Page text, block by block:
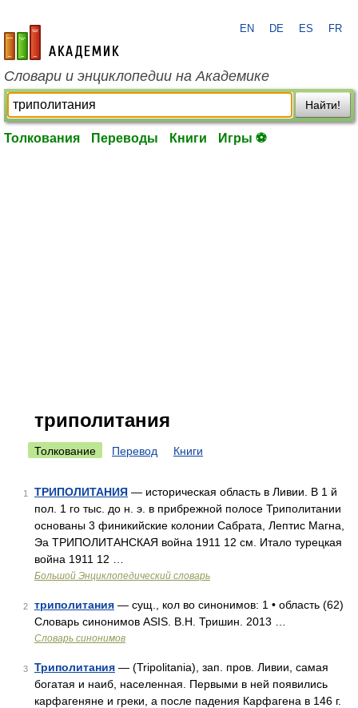
academic.ru
EN DE ES FR
Словари и энциклопедии на Академике
Найти!
Толкования Переводы Книги Игры ⚽
триполитания
Толкование Перевод Книги
1 ТРИПОЛИТАНИЯ — историческая область в Ливии. В 1 й
пол. 1 го тыс. до н. э. в прибрежной полосе Триполитании
основаны 3 финикийские колонии Сабрата, Лептис Магна,
Эа ТРИПОЛИТАНСКАЯ война 1911 12 см. Итало турецкая
война 1911 12 …
Большой Энциклопедический словарь
2 триполитания — сущ., кол во синонимов: 1 • область (62)
Словарь синонимов ASIS. В.Н. Тришин. 2013 …
Словарь синонимов
3 Триполитания — (Tripolitania), зап. пров. Ливии, самая
богатая и наиб, населенная. Первыми в ней появились
карфагеняне и греки, а после падения Карфагена в 146 г.